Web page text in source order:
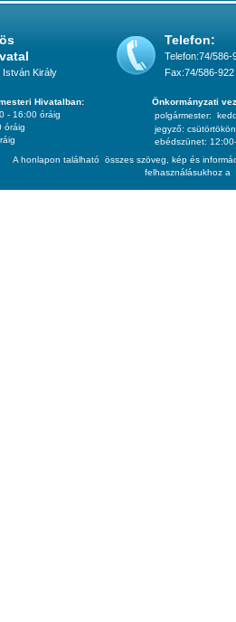
István Király
Telefon:
Telefon:74/586-
Fax:74/586-922
A honlapon található összes szöveg, kép és
felhasználásukhoz a
Hivatalban:
- 16:00 óráig
óráig
Önkormányzati
polgármester:
jegyző: csütörtökön
ebédszünet: